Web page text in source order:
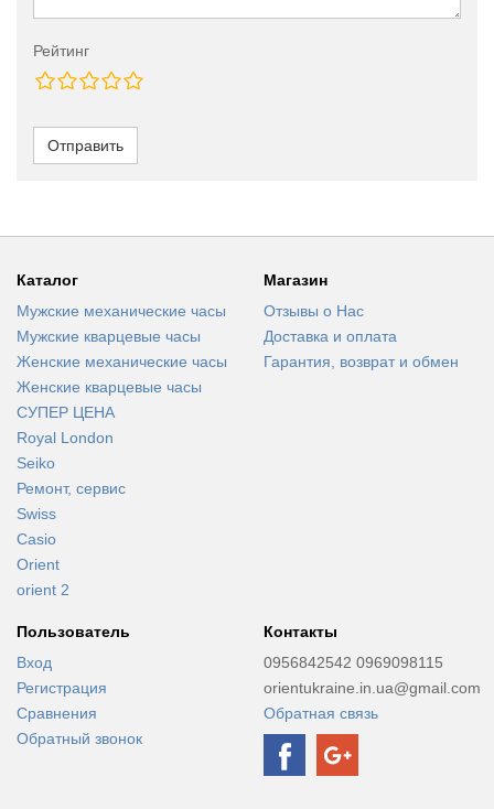
Рейтинг
Отправить
Каталог
Мужские механические часы
Мужские кварцевые часы
Женские механические часы
Женские кварцевые часы
СУПЕР ЦЕНА
Royal London
Seiko
Ремонт, сервис
Swiss
Casio
Orient
orient 2
Магазин
Отзывы о Нас
Доставка и оплата
Гарантия, возврат и обмен
Пользователь
Вход
Регистрация
Сравнения
Обратный звонок
Контакты
0956842542 0969098115
orientukraine.in.ua@gmail.com
Обратная связь